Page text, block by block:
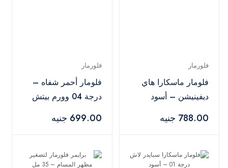
فلورمار
فلومار ماسكارا هاي
ديفينيشن – أسود
788.00 جنيه
فلورمار
فلومار أحمر شفاه –
درجة 04 وورم بيتش
699.00 جنيه